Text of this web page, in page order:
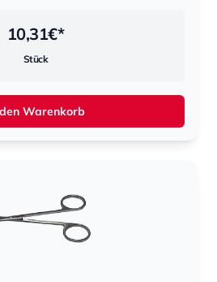
10,31€*
Stück
Warenkorb